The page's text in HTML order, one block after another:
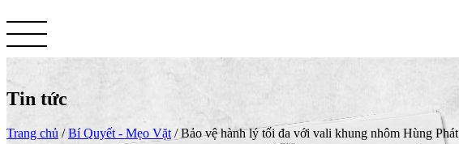
Tin tức
Trang chủ /Bí Quyết - Mẹo Vặt /Bảo vệ hành lý tối đa với vali khung nhôm Hùng Phát